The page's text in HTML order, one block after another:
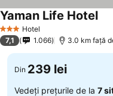
3 SteleHotel
Yaman Life Hotel
7,1 1.066 3.0 km faţă
Din 239 lei
Vedeți prețurile de la 7